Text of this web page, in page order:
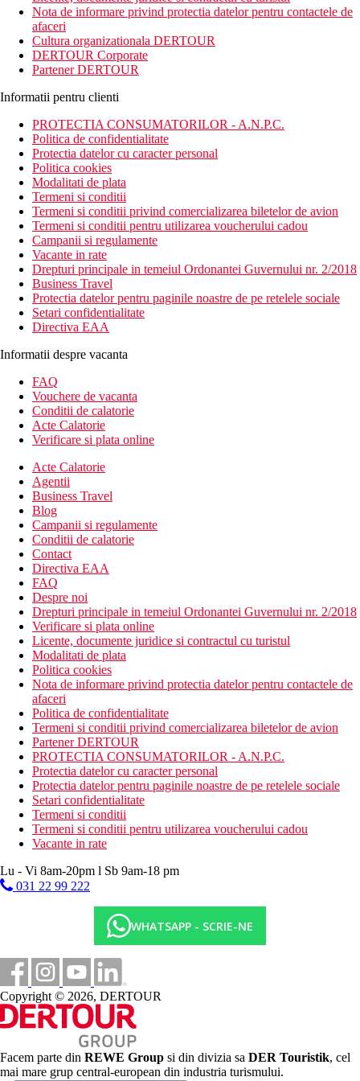
Napoli, portul Ischia si Castelul Aragonez, aproape de zona
comerciala centrala Corso Vittoria Colonna.
Distanta
plaje: 700 m
aeroport: 45 km
centru: 1 km
Descrierea camerei
Camera dubla:
aer conditionat
telefon
TV cu receptie satelit
Wi-Fi (gratuit)
baie/toaleta, dus (uscator de par), articole de toaleta
gratuite
seif
balcon cu vedere laterala la mare
Descrierea hotelului
Hotelul dispune de:
hol de intrare cu receptie
bar
2 piscine (termale si minerale, sezlonguri si umbrele
gratuite)
bar langa piscina
Wellness
fitness
Descrierea plajei
plaja privata cu nisip
umbrele de soare si scaune rabatabile gratuite (din 1/5 -
15/10), sezlonguri contra cost
Activitati sportive gratuite
fitness
hidromasaj
piscina termala exterioara
sauna
baie turceasca
Activitati sportive contra cost
sporturi acvatice pe plaja
scufundari
proceduri de wellness si spa
Masa
Demipensiune: mic dejun tip bufet, cina la alegere din 3
meniuri - 3 feluri si bufet de salate
Pensiune completa: mic dejun tip bufet, cina si pranz
selectate din meniu
Categoria oficiala
4 stele
Nota
Sfera si calitatea serviciilor si activitatilor mentionate mai sus pot
fi afectate de introducerea unor eventuale masuri de igiena sau
antiepidemie in destinatia data. Taxa de turism este 5
EUR/noapte/persoana se achita numerar la hotel.
Distanţe
45 km
Distanta de cel mai apropiat aeroport
Centrul orasului
Nota de informare privind protectia datelor pentru contactele de
afaceri
Cultura organizationala DERTOUR
DERTOUR Corporate
Partener DERTOUR
Informatii pentru clienti
PROTECTIA CONSUMATORILOR - A.N.P.C.
Politica de confidentialitate
Protectia datelor cu caracter personal
Politica cookies
Modalitati de plata
Termeni si conditii
Termeni si conditii privind comercializarea biletelor de avion
Termeni si conditii pentru utilizarea voucherului cadou
Campanii si regulamente
Vacante in rate
Drepturi principale in temeiul Ordonantei Guvernului nr. 2/2018
Business Travel
Protectia datelor pentru paginile noastre de pe retelele sociale
Setari confidentialitate
Directiva EAA
Informatii despre vacanta
FAQ
Vouchere de vacanta
Conditii de calatorie
Acte Calatorie
Verificare si plata online
Acte Calatorie
Agentii
Business Travel
Blog
Campanii si regulamente
Conditii de calatorie
Contact
Directiva EAA
FAQ
Despre noi
Drepturi principale in temeiul Ordonantei Guvernului nr. 2/2018
Verificare si plata online
Licente, documente juridice si contractul cu turistul
Modalitati de plata
Politica cookies
Nota de informare privind protectia datelor pentru contactele de
afaceri
Politica de confidentialitate
Termeni si conditii privind comercializarea biletelor de avion
Partener DERTOUR
PROTECTIA CONSUMATORILOR - A.N.P.C.
Protectia datelor cu caracter personal
Protectia datelor pentru paginile noastre de pe retelele sociale
Setari confidentialitate
Termeni si conditii
Termeni si conditii pentru utilizarea voucherului cadou
Vacante in rate
Lu - Vi 8am-20pm l Sb 9am-18 pm
031 22 99 222
WHATSAPP - SCRIE-NE
Copyright © 2026, DERTOUR
Facem parte din REWE Group si din divizia sa DER Touristik, cel
mai mare grup central-european din industria turismului.